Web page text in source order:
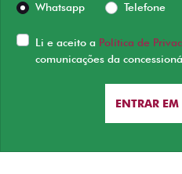
Whatsapp
Telefone
Li e aceito a Política de
comunicações da
ENTRAR